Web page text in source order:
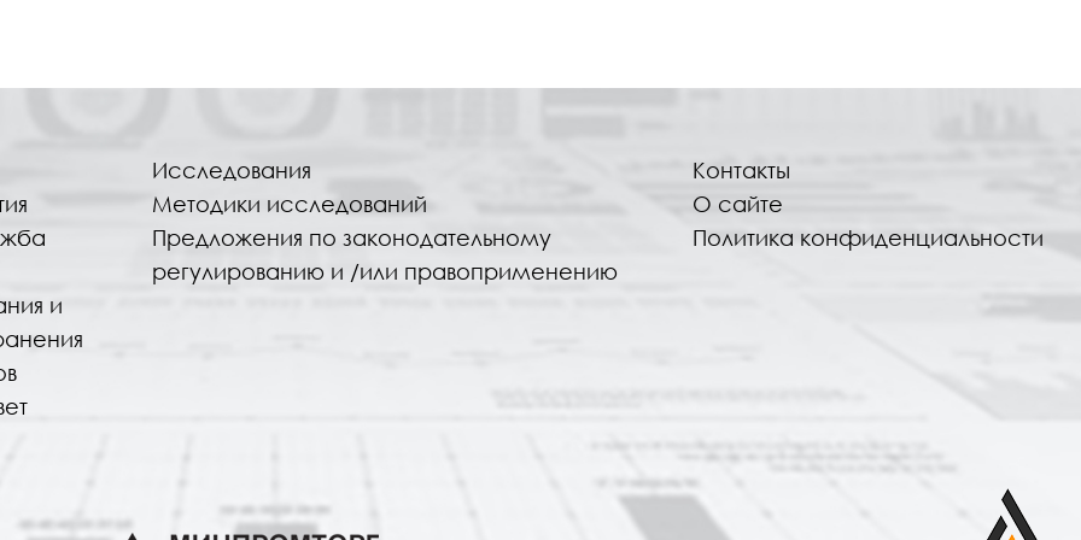
и
Исследования
Методики исследований
Предложения по законодательному
регулированию и /или правоприменению
Контакты
О сайте
Политика конфиденциальности